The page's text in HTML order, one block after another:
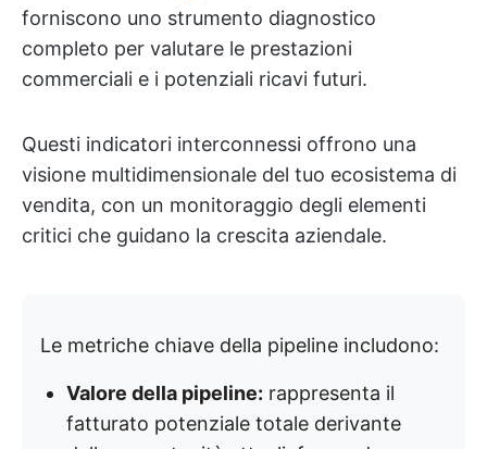
forniscono uno strumento diagnostico
completo per valutare le prestazioni
commerciali e i potenziali ricavi futuri.
Questi indicatori interconnessi offrono una
visione multidimensionale del tuo ecosistema di
vendita, con un monitoraggio degli elementi
critici che guidano la crescita aziendale.
Le metriche chiave della pipeline includono:
Valore della pipeline: rappresenta il
fatturato potenziale totale derivante